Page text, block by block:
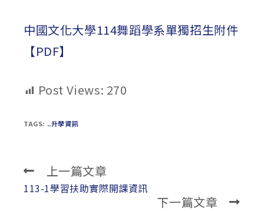
中國文化大學114舞蹈學系單獨招生附件
【PDF】
Post Views: 270
TAGS: ..升學資訊
Read
more
上一篇文章
113-1學習扶助實際開課資訊
下一篇文章